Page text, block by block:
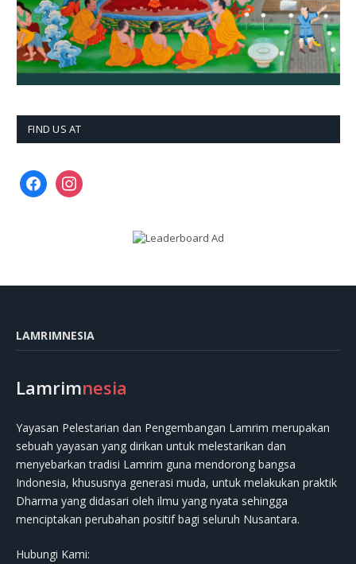
FIND US AT
facebookinstagram
LAMRIMNESIA
Lamrimnesia
Yayasan Pelestarian dan Pengembangan Lamrim merupakan
sebuah yayasan yang dirikan untuk melestarikan dan
menyebarkan tradisi Lamrim guna mendorong bangsa
Indonesia, khususnya generasi muda, untuk melakukan praktik
Dharma yang didasari oleh ilmu yang nyata sehingga
menciptakan perubahan positif bagi seluruh Nusantara.
Hubungi Kami: